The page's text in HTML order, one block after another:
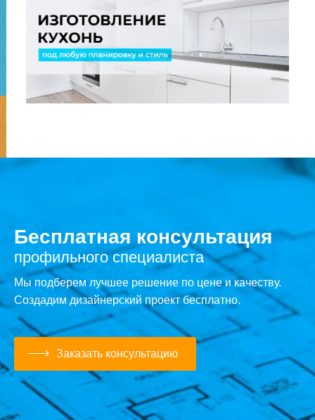
Бесплатная консультация
профильного специалиста
Мы подберем лучшее решение по цене и качеству.
Создадим дизайнерский проект бесплатно.
Заказать консультацию